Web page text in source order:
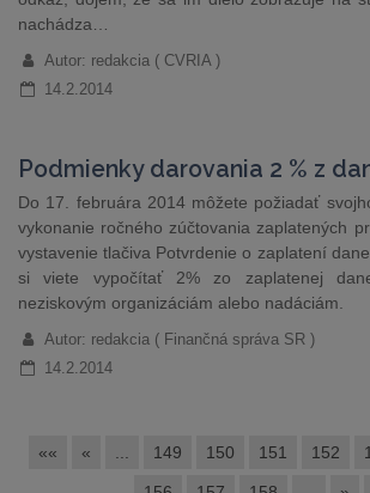
nachádza…
Autor: redakcia ( CVRIA )
14.2.2014
Podmienky darovania 2 % z
Do 17. februára 2014 môžete požiadať
vykonanie ročného zúčtovania zaplatených
vystavenie tlačiva Potvrdenie o zaplatení
si viete vypočítať 2% zo zaplatenej
neziskovým organizáciám alebo nadáciám.
Autor: redakcia ( Finančná správa SR )
14.2.2014
«« « 149 150 151 152